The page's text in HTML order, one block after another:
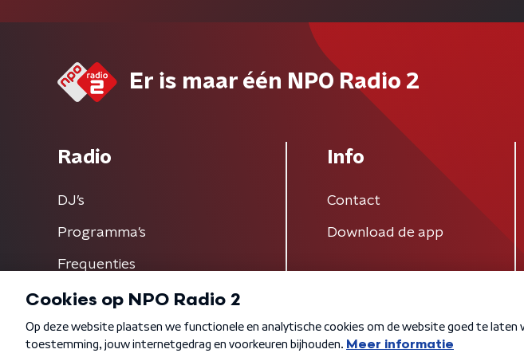
Er is maar één NPO Radio 2
Radio
DJ’s
Programma's
Frequenties
Info
Contact
Download de app
Algemene voorwaarden Privacybeleid